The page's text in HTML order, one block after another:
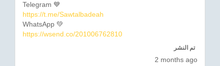
Telegram 💙
https://t.me/Sawtalbadeah
WhatsApp 💚
https://wsend.co/201006762810
تم النشر
2 months ago